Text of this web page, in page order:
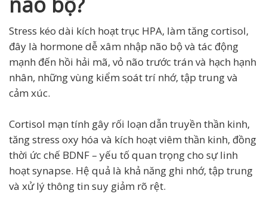
Stress kéo dài kích hoạt trục HPA, làm tăng cortisol,
đây là hormone dễ xâm nhập não bộ và tác động
mạnh đến hồi hải mã, vỏ não trước trán và hạch hạnh
nhân, những vùng kiểm soát trí nhớ, tập trung và
cảm xúc.
Cortisol mạn tính gây rối loạn dẫn truyền thần kinh,
tăng stress oxy hóa và kích hoạt viêm thần kinh, đồng
thời ức chế BDNF – yếu tố quan trọng cho sự linh
hoạt synapse. Hệ quả là khả năng ghi nhớ, tập trung
và xử lý thông tin suy giảm rõ rệt.